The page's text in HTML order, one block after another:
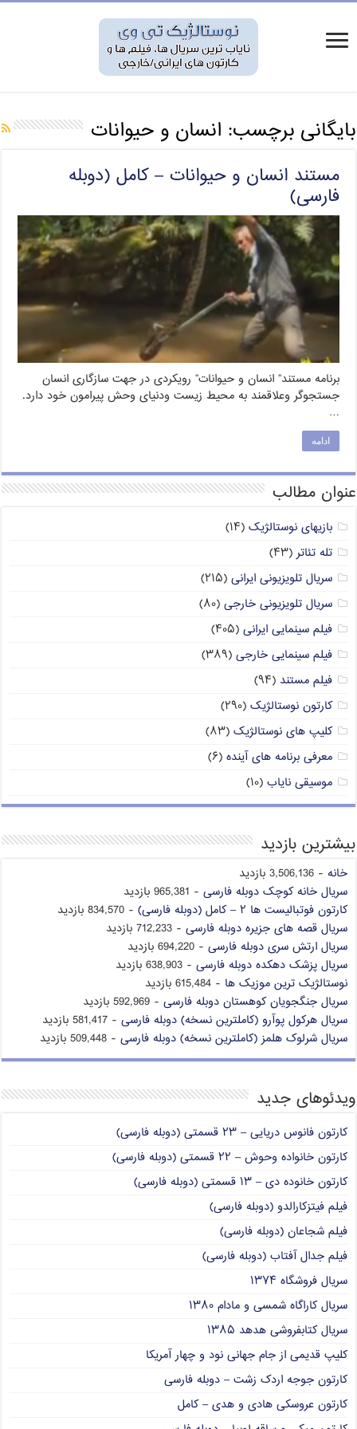
بایگانی برچسب: انسان و حیوانات
مستند انسان و حیوانات – کامل (دوبله
فارسی)
برنامه مستند” انسان و حیوانات” رویکردی در جهت سازگاری انسان
جستجوگر وعلاقمند به محیط زیست ودنیای وحش پیرامون خود دارد.
…
ادامه
عنوان مطالب
بازیهای نوستالژیک (۱۴)
تله تئاتر(۴۳)
سریال تلویزیونی ایرانی (۲۱۵)
سریال تلویزیونی خارجی (۸۰)
فیلم سینمایی ایرانی (۴۰۵)
فیلم سینمایی خارجی (۳۸۹)
فیلم مستند (۹۴)
کارتون نوستالژیک (۲۹۰)
کلیپ های نوستالژیک (۸۳)
معرفی برنامه های آینده (۶)
موسیقی نایاب (۱۰)
بیشترین بازدید
خانه - 3,506,136 بازدید
سریال خانه کوچک دوبله فارسی - 965,381 بازدید
کارتون فوتبالیست ها ۲ – کامل (دوبله فارسی)
- 834,570 بازدید
سریال قصه های جزیره دوبله فارسی - 712,233 بازدید
سریال ارتش سری دوبله فارسی - 694,220 بازدید
سریال پزشک دهکده دوبله فارسی - 638,903 بازدید
نوستالژیک ترین موزیک ها - 615,484 بازدید
سریال جنگجویان کوهستان دوبله فارسی - 592,969 بازدید
سریال هرکول پوآرو (کاملترین نسخه) دوبله فارسی - 581,417 بازدید
سریال شرلوک هلمز (کاملترین نسخه) دوبله فارسی - 509,448 بازدید
ویدئوهای جدید
کارتون فانوس دریایی – ۲۳ قسمتی (دوبله فارسی)
کارتون خانواده وحوش – ۲۲ قسمتی (دوبله فارسی)
کارتون خانوده دی – ۱۳ قسمتی (دوبله فارسی)
فیلم فیتزکارالدو (دوبله فارسی)
فیلم شجاعان (دوبله فارسی)
فیلم جدال آفتاب (دوبله فارسی)
سریال فروشگاه ۱۳۷۴
سریال کاراگاه شمسی و مادام ۱۳۸۰
سریال کتابفروشی هدهد ۱۳۸۵
کلیپ قدیمی از جام جهانی نود و چهار آمریکا
کارتون جوجه اردک زشت – دوبله فارسی
کارتون عروسکی هادی و هدی – کامل